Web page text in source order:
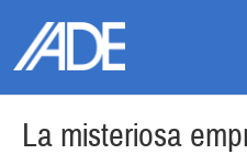
La misteriosa